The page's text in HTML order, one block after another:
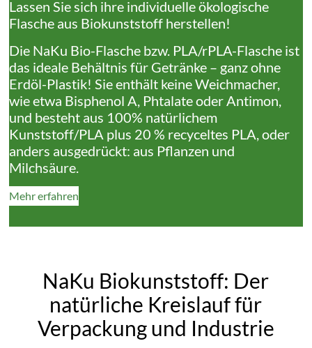
Lassen Sie sich ihre individuelle ökologische
Flasche aus Biokunststoff herstellen!
Die NaKu Bio-Flasche bzw. PLA/rPLA-Flasche ist
das ideale Behältnis für Getränke – ganz ohne
Erdöl-Plastik! Sie enthält keine Weichmacher,
wie etwa Bisphenol A, Phtalate oder Antimon,
und besteht aus 100% natürlichem
Kunststoff/PLA plus 20 % recyceltes PLA, oder
anders ausgedrückt: aus Pflanzen und
Milchsäure.
Mehr erfahren
NaKu Biokunststoff: Der
natürliche Kreislauf für
Verpackung und Industrie